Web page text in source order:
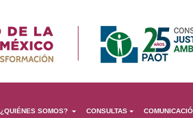
¿QUIÉNES SOMOS? CONSULTAS